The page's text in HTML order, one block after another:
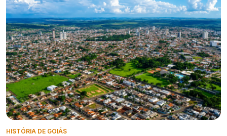
HISTÓRIA DE GOIÁS